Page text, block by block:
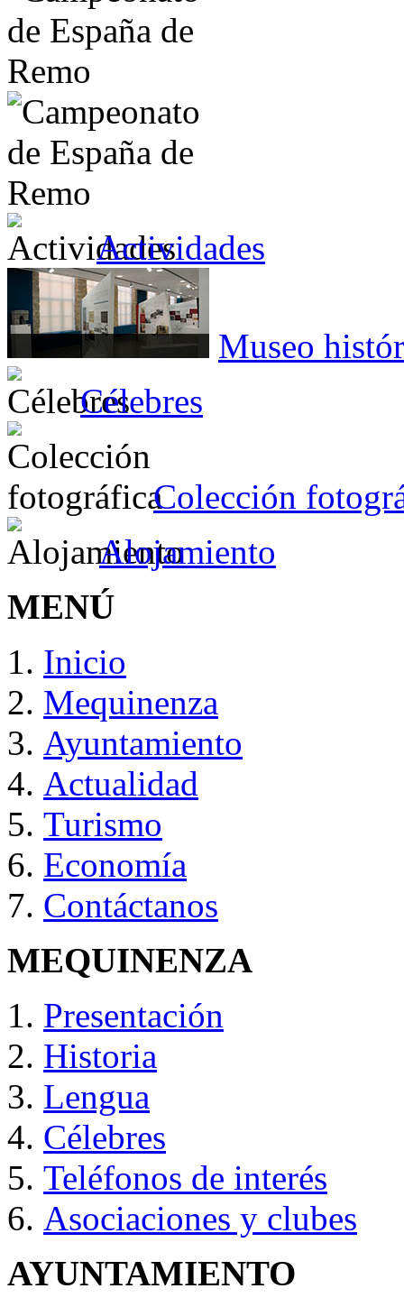
Actividades
Museo
Célebres
Colección
Alojamiento
MENÚ
Inicio
Mequinenza
Ayuntamiento
Actualidad
Turismo
Economía
Contáctanos
MEQUINENZA
Presentación
Historia
Lengua
Célebres
Teléfonos de interés
Asociaciones y clubes
AYUNTAMIENTO